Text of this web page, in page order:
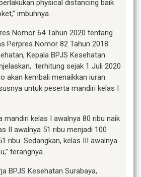
physical distancing baik
imbuhnya.
Nomor 64 Tahun 2020 tentang
Perpres Nomor 82 Tahun 2018
Kepala BPJS Kesehatan
terhitung sejak 1 Juli 2020
akan kembali menaikkan iuran
untuk peserta mandiri kelas I
mandiri kelas I awalnya 80 ribu naik
II awalnya 51 ribu menjadi 100
ribu. Sedangkan, kelas III awalnya
terangnya.
BPJS Kesehatan Surabaya,